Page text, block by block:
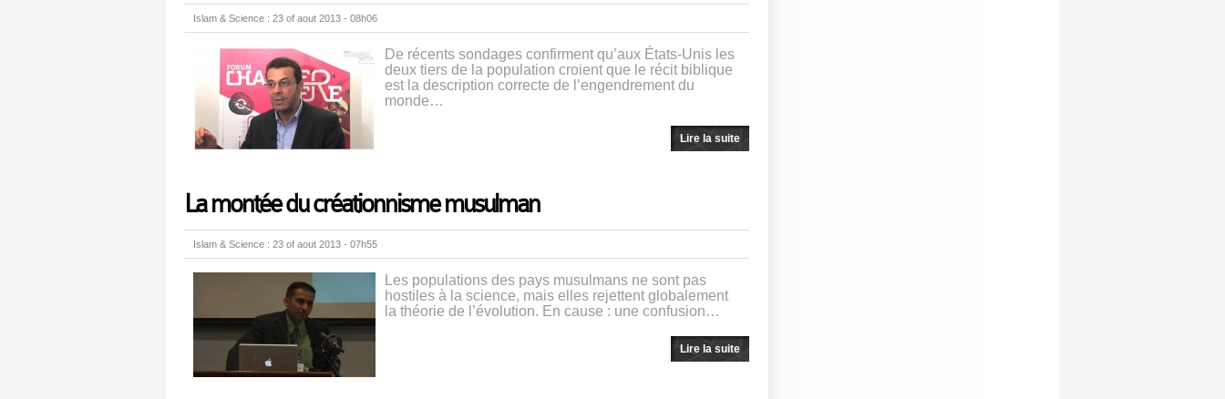
Islam & Science : 23 of aout 2013 - 08h06
De récents sondages confirment qu’aux États-Unis les
deux tiers de la population croient que le récit biblique
est la description correcte de l’engendrement du
monde…
Lire la suite
La montée du créationnisme musulman
Islam & Science : 23 of aout 2013 - 07h55
Les populations des pays musulmans ne sont pas
hostiles à la science, mais elles rejettent globalement
la théorie de l’évolution. En cause : une confusion…
Lire la suite